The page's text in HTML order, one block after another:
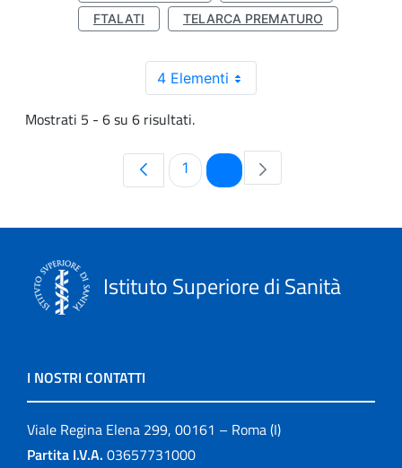
FTALATI
TELARCA PREMATURO
4 Elementi
Mostrati 5 - 6 su 6 risultati.
Pagina
1 Pagina
Istituto Superiore di Sanità
I NOSTRI CONTATTI
Viale Regina Elena 299, 00161 – Roma (I)
Partita I.V.A. 03657731000